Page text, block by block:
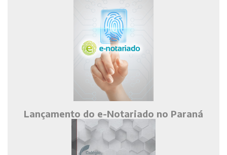
Lançamento do e-Notariado no Paraná